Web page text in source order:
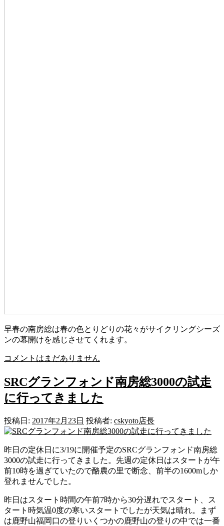
早春の南房総は春の色とりどりの花々がサイクリングシーズ
ンの幕開けを感じさせてくれます。
コメントはまだありません
SRCグランフォンド南房総3000の試走
に行ってきました
投稿日: 2017年2月23日 投稿者: cskyoto店長
昨日の定休日に3/19に開催予定のSRCグランフォンド南房総
3000の試走に行ってきました。先週の定休日はスタートが午
前10時を過ぎていたので酪農の里で断念、前半の1600mしか
登れませんでした。
昨日はスタート時間の午前7時から30分遅れでスタート、ス
タート時気温0度の寒いスタートでしたが天気は晴れ。まず
は鹿野山福岡口の登りいくつかの鹿野山の登りの中では一番